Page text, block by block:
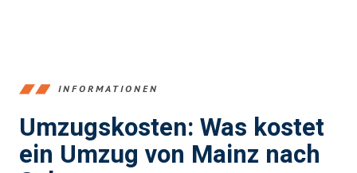
INFORMATIONEN
Umzugskosten: Was kostet
ein Umzug von Mainz nach